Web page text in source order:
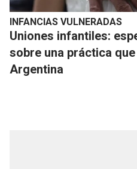
INFANCIAS VULNERADAS
Uniones infantiles:
sobre una práctica
Argentina